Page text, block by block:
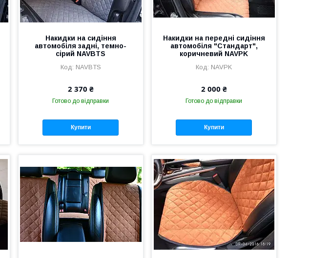
Накидки на сидіння
автомобіля задні, темно-
сірий NAVBTS
NAVBTS
2 370 ₴
Готово до відправки
Купити
Накидки на передні сидіння
автомобіля "Стандарт",
коричневий NAVPK
NAVPK
2 000 ₴
Готово до відправки
Купити